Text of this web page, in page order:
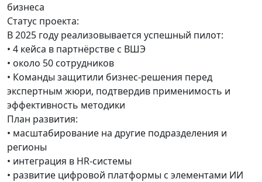
бизнеса
Статус проекта:
В 2025 году реализовывается успешный пилот:
• 4 кейса в партнёрстве с ВШЭ
• около 50 сотрудников
• Команды защитили бизнес-решения перед
экспертным жюри, подтвердив применимость и
эффективность методики
План развития:
• масштабирование на другие подразделения и
регионы
• интеграция в HR-системы
• развитие цифровой платформы с элементами ИИ